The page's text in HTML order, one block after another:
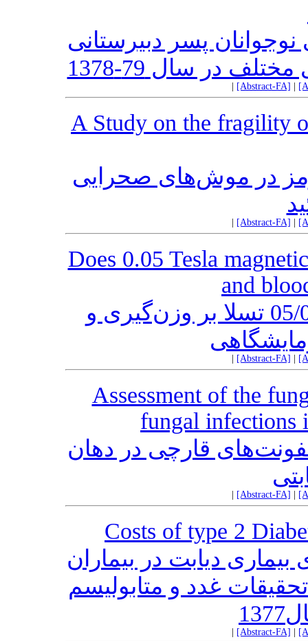
پسر دبیرستانی
در سال 79-1378
[Abstract-FA]
A Study on the fragility
در موش‌های صحرایی
[Abstract-FA]
Does 0.05 Tesla
and
بررسی اثر میدان مغناطیسی 05/0 تسلا بر وزن‌گیری و
[Abstract-FA]
Assessment of the
fungal infections
قارچی در دهان
[Abstract-FA]
Costs of type 2
دیابت در بیماران
تحقیقات غدد و متابولیسم
[Abstract-FA]